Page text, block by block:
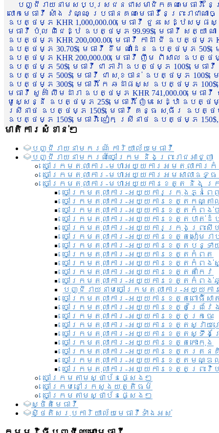
បញ្ជីរាយនាមសប្បុរសជនជាសមាជិកគណៈមេធាវី
លោកមេធាវី សាំង វណ្ណៈ ប្រធានគណៈមេធាវីនៃព្រះរា
ឧបត្ថម្ភ KHR 1,000,000.00, មេធាវី ជួន សេដ្ឋស
មេធាវី ប៉ុល ពិជេដ្ឋ ឧបត្ថម្ភ 99.99$, មេធាវី សត្យា ណ
ឧបត្ថម្ភ KHR 200,000.00, មេធាវី កាដា ជី ឧបត្ថម្ភ
ឧបត្ថម្ភ 30.70$, មេធាវី ខឹម ណាដែន ឧបត្ថម្ភ 50$,
ឧបត្ថម្ភ KHR 200,000.00, មេធាវី ញឹម ពិសាល ឧបត្ថ
ឧបត្ថម្ភ 50$, មេធាវី ជា ភារ៉ា ឧបត្ថម្ភ 100$, មេ
ឧបត្ថម្ភ 500$, មេធាវី ជា សុខចាន់ ឧបត្ថម្ភ
ឧបត្ថម្ភ 300$, មេធាវី កែ ឆដាផស្ស ឧបត្ថម្ភ
មេធាវី សួគ៌ា លឹមដារា ឧបត្ថម្ភ KHR 741,000.00, មេ
មូសេ្សន្នី ឧបត្ថម្ភ 25$, មេធាវី ញ៉ែម សេដ្ឋា ឧបត្ថ
ស្រីនាថ ឧបត្ថម្ភ 150$, មេធាវី គន្ធ សុធីរ ឧបត្ថម្ភ
ឧបត្ថម្ភ 150$, មេធាវី ជៀក ស្រីនាថ ឧបត្ថម្ភ 150$,
មាតិការសំខាន់ៗ
បញ្ជី​រាយ​នាមករណ៍ ការិយាល័យ​មេធាវី​
បញ្ជី​រាយ​នាមករណ៍​ចៅក្រម និងព្រះរាជអាជ្ញា
ចៅក្រមតុលាការ-មហាអយ្យការអមតុលាការ
ចៅក្រមតុលាការ-មហាអយ្យការអមសាលាឧទ្
ចៅក្រមតុលាការ-មហាអយ្យការខេត្ត និង ក្
ចៅក្រមតុលាការ-អយ្យការក្រុងភ្នំពេ
ចៅក្រមតុលាការ-អយ្យការខេត្តកណ្តា
ចៅក្រមតុលាការ-អយ្យការខេត្តកំពង់ច
ចៅក្រមតុលាការ-អយ្យការខេត្តបាត់ដំ
ចៅក្រមតុលាការ-អយ្យការ​ក្រុងព្រះសី
ចៅក្រមតុលាការ-អយ្យការខេត្តសៀមរា
ចៅក្រមតុលាការ-អយ្យការខេត្តបន្ទា
ចៅក្រមតុលាការ-អយ្យការខេត្តកំពត
ចៅក្រមតុលាការ-អយ្យការខេត្តកំពង់
ចៅក្រមតុលាការ-អយ្យការខេត្តតាកែវ
ចៅក្រមតុលាការ-អយ្យការខេត្តកំពង់
បញ្ជីរាយនាមចៅក្រមតុលាការ-អយ្យក
ចៅក្រមតុលាការ-អយ្យការខេត្តពោធិ៍សា
ចៅក្រមតុលាការ-អយ្យការខេត្តព្រៃវែ
ចៅក្រមតុលាការ-អយ្យការខេត្តក្រចេះ
ចៅក្រមតុលាការ-អយ្យការខេត្តស្វាយ
ចៅក្រមតុលាការ-អយ្យការខេត្តស្ទឹង
ចៅក្រមតុលាការ-អយ្យការខេត្តកោះកុង
ចៅក្រមតុលាការ-អយ្យការខេត្តរតន
ចៅក្រមតុលាការ-អយ្យការខេត្តមណ្
ចៅក្រមតុលាការ-អយ្យការខេត្តព្រះវិហ
ចៅក្រមតាមស្ថាប័នផ្សេងៗ
ចៅក្រមនៅក្រសួងយុត្តិធម៌
ចៅក្រមតាមស្ថាប័នផ្សេងៗ
ស្ថិតិមេធាវី
សិ្ថតិសរុបការិយាល័យមេធាវីទាំងអស់​